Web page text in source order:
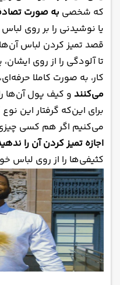
که شخصی به صورت
یا نوشیدنی را بر روی
قصد تمیز کردن لباس
تا آلودگی را از روی
کار، به صورت کاملا حرفه‌ای،
می‌کنند و کیف پول آن‌ها
برای این‌که گرفتار این
می‌کنیم اگر هم کسی
اجازه تمیز کردن آن را
کثیفی‌ها را از روی لباس